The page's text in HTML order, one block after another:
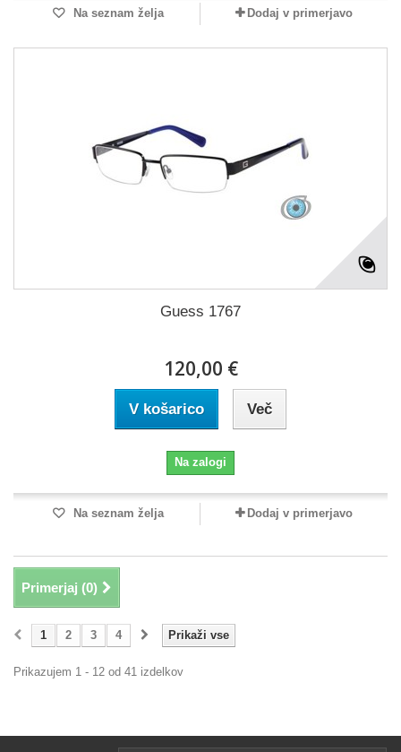
Na seznam želja Dodaj v primerjavo
Guess 1767
120,00 €
V košarico Več
Na zalogi
Na seznam želja Dodaj v primerjavo
Primerjaj (0)
Prikaži vse
1 2 3 4
Prikazujem 1 - 12 od 41 izdelkov